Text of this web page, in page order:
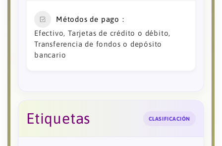
Métodos de pago
Efectivo, Tarjetas de crédito o débito,
Transferencia de fondos o depósito
bancario
Etiquetas CLASIFICACIÓN